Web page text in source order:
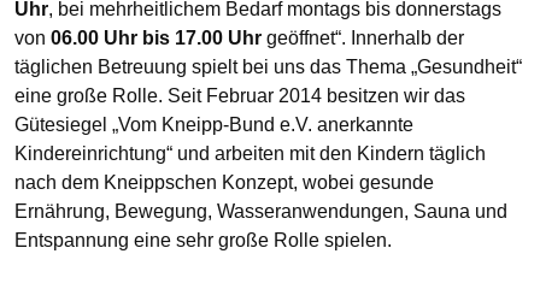
Uhr, bei mehrheitlichem Bedarf montags bis donnerstags
von 06.00 Uhr bis 17.00 Uhr geöffnet“. Innerhalb der
täglichen Betreuung spielt bei uns das Thema „Gesundheit“
eine große Rolle. Seit Februar 2014 besitzen wir das
Gütesiegel „Vom Kneipp-Bund e.V. anerkannte
Kindereinrichtung“ und arbeiten mit den Kindern täglich
nach dem Kneippschen Konzept, wobei gesunde
Ernährung, Bewegung, Wasseranwendungen, Sauna und
Entspannung eine sehr große Rolle spielen.